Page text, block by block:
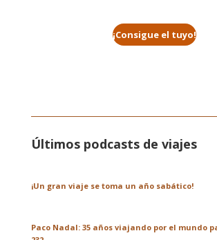
¡Consigue el tuyo!
Últimos podcasts de viajes
¡Un gran viaje se toma un año sabático!
Paco Nadal: 35 años viajando por el mundo